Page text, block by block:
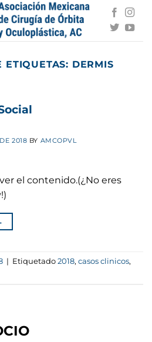
ETIQUETAS: DERMIS
2018 BY AMCOPVL
el contenido.(¿No eres
| Etiquetado 2018, casos clinicos,